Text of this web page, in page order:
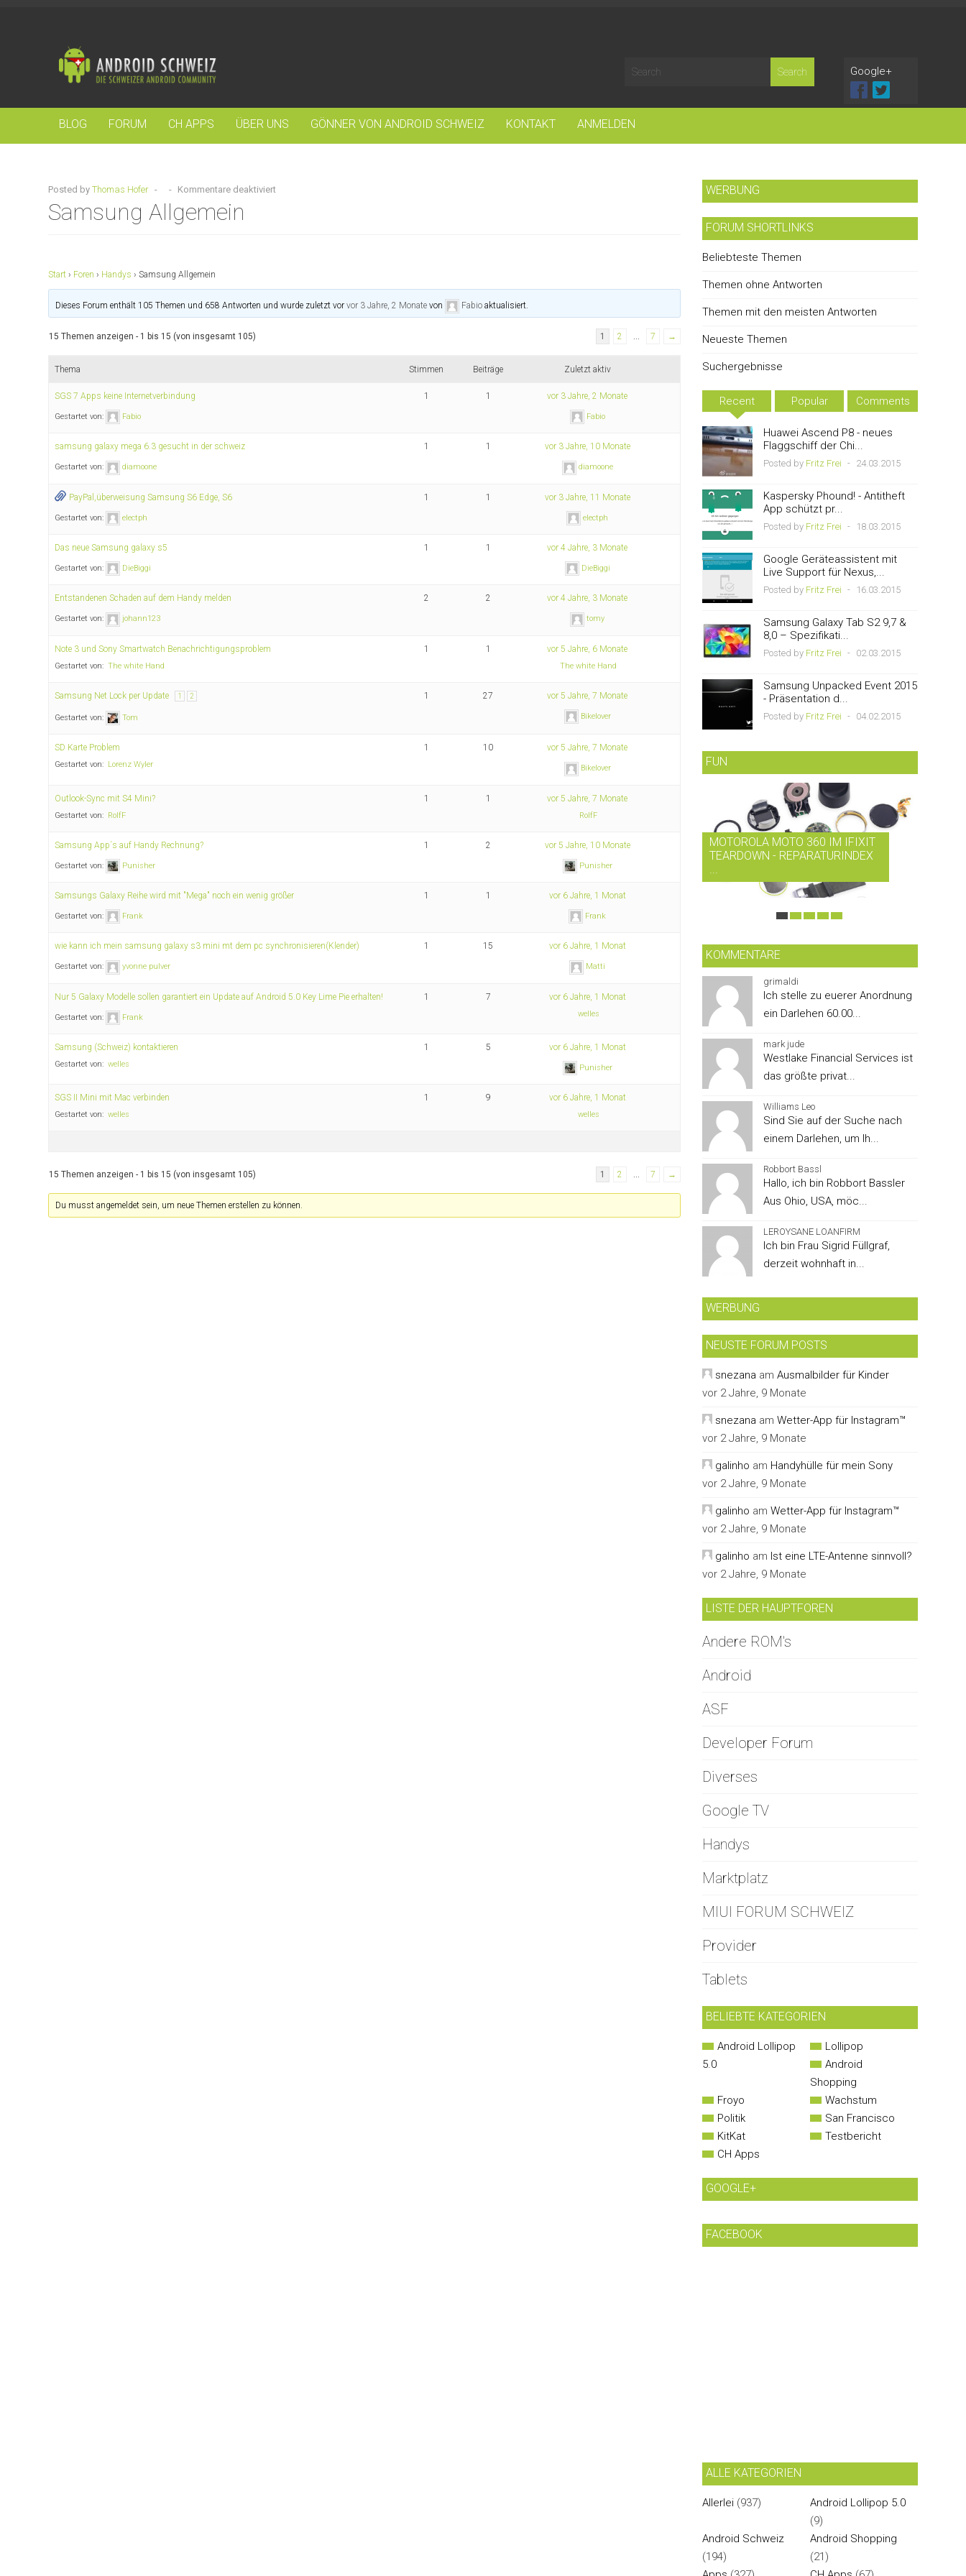
Google+
BLOG FORUM CH APPS ÜBER UNS GÖNNER VON ANDROID SCHWEIZ KONTAKT ANMELDEN
Posted by Thomas Hofer - - Kommentare deaktiviert
Samsung Allgemein
Start › Foren › Handys › Samsung Allgemein
Dieses Forum enthält 105 Themen und 658 Antworten und wurde zuletzt vorvor 3 Jahre, 2 Monate von Fabio aktualisiert.
15 Themen anzeigen - 1 bis 15 (von insgesamt 105) 1 2 7 →
Thema Stimmen Beiträge Zuletzt aktiv
SGS 7 Apps keine Internetverbindung
Gestartet von: Fabio
1 1 vor 3 Jahre, 2 Monate
Fabio
samsung galaxy mega 6.3 gesucht in der schweiz
Gestartet von: diamoone
1 1 vor 3 Jahre, 10 Monate
diamoone
PayPal,überweisung Samsung S6 Edge, S6
Gestartet von: electph
1 1 vor 3 Jahre, 11 Monate
electph
Das neue Samsung galaxy s5
Gestartet von: DieBiggi
1 1 vor 4 Jahre, 3 Monate
DieBiggi
Entstandenen Schaden auf dem Handy melden
Gestartet von: johann123
2 2 vor 4 Jahre, 3 Monate
tomy
Note 3 und Sony Smartwatch Benachrichtigungsproblem
Gestartet von: The white Hand
1 1 vor 5 Jahre, 6 Monate
The white Hand
Samsung Net Lock per Update 1 2
Gestartet von: Tom
1 27 vor 5 Jahre, 7 Monate
Bikelover
SD Karte Problem
Gestartet von: Lorenz Wyler
1 10 vor 5 Jahre, 7 Monate
Bikelover
Outlook-Sync mit S4 Mini?
Gestartet von: RolfF
1 1 vor 5 Jahre, 7 Monate
RolfF
Samsung App´s auf Handy Rechnung?
Gestartet von: Punisher
1 2 vor 5 Jahre, 10 Monate
Punisher
Samsungs Galaxy Reihe wird mit "Mega" noch ein wenig größer
Gestartet von: Frank
1 1 vor 6 Jahre, 1 Monat
Frank
wie kann ich mein samsung galaxy s3 mini mt dem pc synchronisieren(Klender)
Gestartet von: yvonne pulver
1 15 vor 6 Jahre, 1 Monat
Matti
Nur 5 Galaxy Modelle sollen garantiert ein Update auf Android 5.0 Key Lime Pie erhalten!
Gestartet von: Frank
1 7 vor 6 Jahre, 1 Monat
welles
Samsung (Schweiz) kontaktieren
Gestartet von: welles
1 5 vor 6 Jahre, 1 Monat
Punisher
SGS II Mini mit Mac verbinden
Gestartet von: welles
1 9 vor 6 Jahre, 1 Monat
welles
15 Themen anzeigen - 1 bis 15 (von insgesamt 105) 1 2 … 7 →
Du musst angemeldet sein, um neue Themen erstellen zu können.
WERBUNG
FORUM SHORTLINKS
Beliebteste Themen
Themen ohne Antworten
Themen mit den meisten Antworten
Neueste Themen
Suchergebnisse
Recent Popular Comments
Huawei Ascend P8 - neues
Flaggschiff der Chi...
Posted by Fritz Frei - 24.03.2015
Kaspersky Phound! - Antitheft
App schützt pr...
Posted by Fritz Frei - 18.03.2015
Google Geräteassistent mit
Live Support für Nexus,...
Posted by Fritz Frei - 16.03.2015
Samsung Galaxy Tab S2 9,7 &
8,0 – Spezifikati...
Posted by Fritz Frei - 02.03.2015
Samsung Unpacked Event 2015
- Präsentation d...
Posted by Fritz Frei - 04.02.2015
FUN
MOTOROLA MOTO 360 IM IFIXIT
TEARDOWN - REPARATURINDEX
...
KOMMENTARE
grimaldi
Ich stelle zu euerer Anordnung
ein Darlehen 60.00...
mark jude
Westlake Financial Services ist
das größte privat...
Williams Leo
Sind Sie auf der Suche nach
einem Darlehen, um Ih...
Robbort Bassl
Hallo, ich bin Robbort Bassler
Aus Ohio, USA, möc...
LEROYSANE LOANFIRM
Ich bin Frau Sigrid Füllgraf,
derzeit wohnhaft in...
WERBUNG
NEUSTE FORUM POSTS
snezana am Ausmalbilder für Kinder
vor 2 Jahre, 9 Monate
snezana am Wetter-App für Instagram™
vor 2 Jahre, 9 Monate
galinho am Handyhülle für mein Sony
vor 2 Jahre, 9 Monate
galinho am Wetter-App für Instagram™
vor 2 Jahre, 9 Monate
galinho am Ist eine LTE-Antenne sinnvoll?
vor 2 Jahre, 9 Monate
LISTE DER HAUPTFOREN
Andere ROM's
Android
ASF
Developer Forum
Diverses
Google TV
Handys
Marktplatz
MIUI FORUM SCHWEIZ
Provider
Tablets
BELIEBTE KATEGORIEN
Android Lollipop
5.0
Lollipop
Android
Shopping
Froyo
Wachstum
Politik
San Francisco
KitKat
Testbericht
CH Apps
GOOGLE+
FACEBOOK
ALLE KATEGORIEN
Allerlei (937)
Android Lollipop 5.0
(9)
Android Schweiz
(194)
Android Shopping
(21)